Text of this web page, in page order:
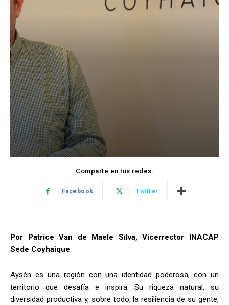
Comparte en tus redes:
Facebook Twitter
Por Patrice Van de Maele Silva, Vicerrector INACAP
Sede Coyhaique
Aysén es una región con una identidad poderosa, con un
territorio que desafía e inspira. Su riqueza natural, su
diversidad productiva y, sobre todo, la resiliencia de su gente,